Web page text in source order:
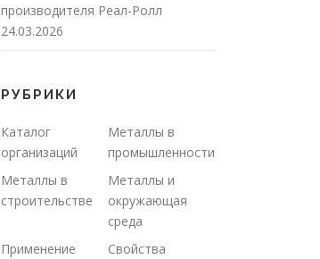
производителя Реал-Ролл
24.03.2026
РУБРИКИ
Каталог
организаций
Металлы в
промышленности
Металлы в
строительстве
Металлы и
окружающая
среда
Применение
Свойства